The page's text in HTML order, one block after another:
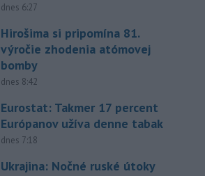
dnes 6:27
Hirošima si pripomína 81.
výročie zhodenia atómovej
bomby
dnes 8:42
Eurostat: Takmer 17 percent
Európanov užíva denne tabak
dnes 7:18
Ukrajina: Nočné ruské útoky